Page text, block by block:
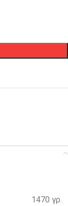
1470 γρ.